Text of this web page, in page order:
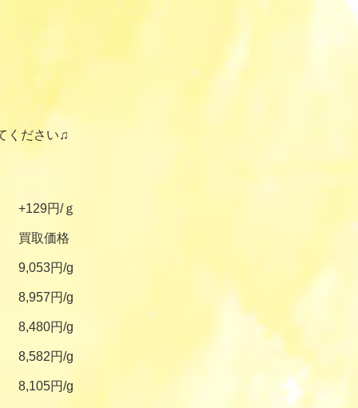
ください♫
+129円/ｇ
買取価格
9,053円/g
8,957円/g
8,480円/g
8,582円/g
8,105円/g